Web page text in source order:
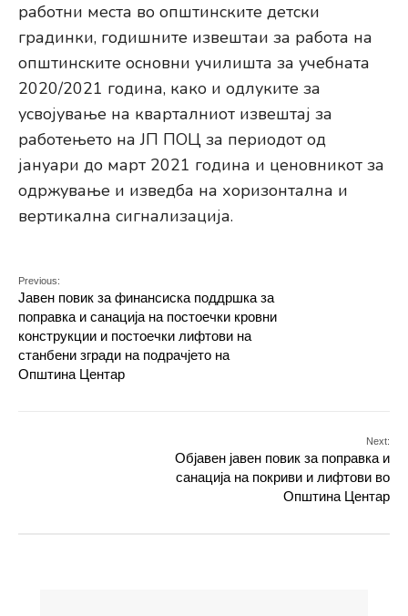
работни места во општинските детски
градинки, годишните извештаи за работа на
општинските основни училишта за учебната
2020/2021 година, како и одлуките за
усвојување на кварталниот извештај за
работењето на ЈП ПОЦ за периодот од
јануари до март 2021 година и ценовникот за
одржување и изведба на хоризонтална и
вертикална сигнализација.
Previous:
Јавен повик за финансиска поддршка за
поправка и санација на постоечки кровни
конструкции и постоечки лифтови на
станбени згради на подрачјето на
Општина Центар
Next:
Објавен јавен повик за поправка и
санација на покриви и лифтови во
Општина Центар